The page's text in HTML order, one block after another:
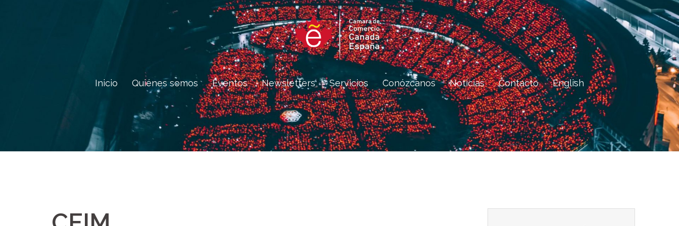
Inicio Quiénes somos Eventos Newsletters Servicios Conózcanos Noticias Contacto English